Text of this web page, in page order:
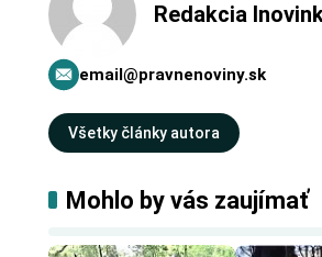
Redakcia
email@pravnenoviny.sk
Všetky články autora
Mohlo by vás zaujímať